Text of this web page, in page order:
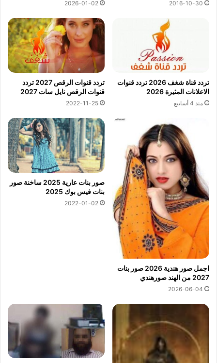
2016-10-30
2026-01-02
تردد قناة شغف 2026 تردد قنوات
الاعلانات المثيرة 2026
منذ 4 أسابيع
تردد قنوات الرقص 2027 تردد
قنوات الرقص نايل سات 2027
2022-11-25
اجمل صور هندية 2026 صور بنات
2027 من الهند صورهندي
2026-06-04
صور بنات عارية 2025 ساخنة صور
بنات فيس بوك 2025
2022-01-02